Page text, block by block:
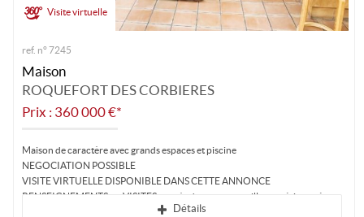
Visite virtuelle
ref. n° 7245
Maison
ROQUEFORT DES CORBIERES
Prix : 360 000 €*
Maison de caractère avec grands espaces et piscine
NEGOCIATION POSSIBLE
VISITE VIRTUELLE DISPONIBLE DANS CETTE ANNONCE
RENSEIGNEMENTS ou VISITES auprès de votre conseiller expérimenté
Détails